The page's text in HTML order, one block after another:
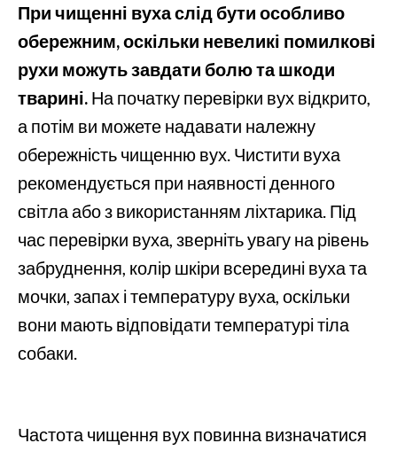
При чищенні вуха слід бути особливо
обережним, оскільки невеликі помилкові
рухи можуть завдати болю та шкоди
тварині. На початку перевірки вух відкрито,
а потім ви можете надавати належну
обережність чищенню вух. Чистити вуха
рекомендується при наявності денного
світла або з використанням ліхтарика. Під
час перевірки вуха, зверніть увагу на рівень
забруднення, колір шкіри всередині вуха та
мочки, запах і температуру вуха, оскільки
вони мають відповідати температурі тіла
собаки.
Частота чищення вух повинна визначатися